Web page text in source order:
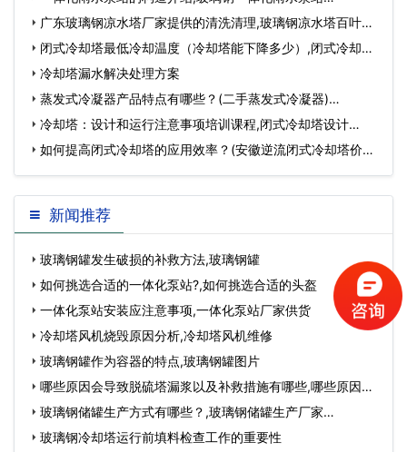
广东玻璃钢凉水塔厂家提供的清洗清理,玻璃钢凉水塔百叶
窗…闭式冷却塔最低冷却温度（冷却塔能下降多少）,闭式冷却塔
最低冷量是多少…
冷却塔漏水解决处理方案
蒸发式冷凝器产品特点有哪些？(二手蒸发式冷凝器)…
冷却塔：设计和运行注意事项培训课程,闭式冷却塔设计…
如何提高闭式冷却塔的应用效率？(安徽逆流闭式冷却塔价格
高不高)…
新闻推荐
玻璃钢罐发生破损的补救方法,玻璃钢罐
如何挑选合适的一体化泵站?,如何挑选合适的头盔
一体化泵站安装应注意事项,一体化泵站厂家供货
冷却塔风机烧毁原因分析,冷却塔风机维修
玻璃钢罐作为容器的特点,玻璃钢罐图片
哪些原因会导致脱硫塔漏浆以及补救措施有哪些,哪些原因会
导致流产…
玻璃钢储罐生产方式有哪些？,玻璃钢储罐生产厂家…
玻璃钢冷却塔运行前填料检查工作的重要性